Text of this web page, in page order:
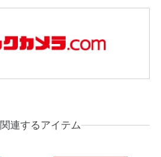
関連するアイテム